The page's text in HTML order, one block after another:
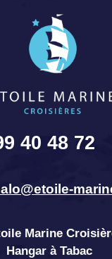
40 48 72
Marine
Hangar à Tabac